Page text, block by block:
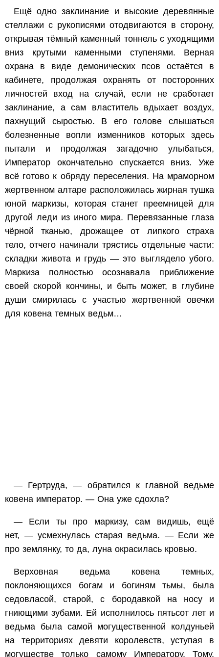
Ещё одно заклинание и высокие деревянные
стеллажи с рукописями отодвигаются в сторону,
открывая тёмный каменный тоннель с уходящими
вниз крутыми каменными ступенями. Верная
охрана в виде демонических псов остаётся в
кабинете, продолжая охранять от посторонних
личностей вход на случай, если не сработает
заклинание, а сам властитель вдыхает воздух,
пахнущий сыростью. В его голове слышаться
болезненные вопли изменников которых здесь
пытали и продолжая загадочно улыбаться,
Император окончательно спускается вниз. Уже
всё готово к обряду переселения. На мраморном
жертвенном алтаре расположилась жирная тушка
юной маркизы, которая станет преемницей для
другой леди из иного мира. Перевязанные глаза
чёрной тканью, дрожащее от липкого страха
тело, отчего начинали трястись отдельные части:
складки живота и грудь — это выглядело убого.
Маркиза полностью осознавала приближение
своей скорой кончины, и быть может, в глубине
души смирилась с участью жертвенной овечки
для ковена темных ведьм…
— Гертруда, — обратился к главной ведьме
ковена император. — Она уже сдохла?
— Если ты про маркизу, сам видишь, ещё
нет, — усмехнулась старая ведьма. — Если же
про землянку, то да, луна окрасилась кровью.
Верховная ведьма ковена темных,
поклоняющихся богам и богиням тьмы, была
седовласой, старой, с бородавкой на носу и
гниющими зубами. Ей исполнилось пятьсот лет и
ведьма была самой могущественной колдуньей
на территориях девяти королевств, уступая в
могуществе только самому Императору. Тому,